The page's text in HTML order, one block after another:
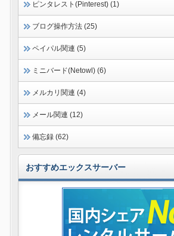
ピンタレスト(Pinterest) (1)
ブログ操作方法 (25)
ペイパル関連 (5)
ミニバード(Netowl) (6)
メルカリ関連 (4)
メール関連 (12)
備忘録 (62)
おすすめエックスサーバー